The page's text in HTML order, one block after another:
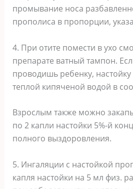
промывание носа
прополиса в пропорции,
4. При отите помести в ухо
препарате ватный тампон.
проводишь ребенку,
теплой кипяченой водой в
Взрослым также можно
по 2 капли настойки 5%-й
полного выздоровления.
5. Ингаляции с настойкой
капля настойки на 5 мл физ.